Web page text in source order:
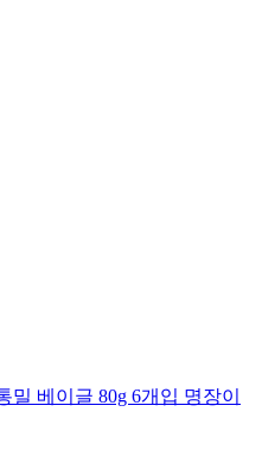
베이글 80g 6개입 명장이